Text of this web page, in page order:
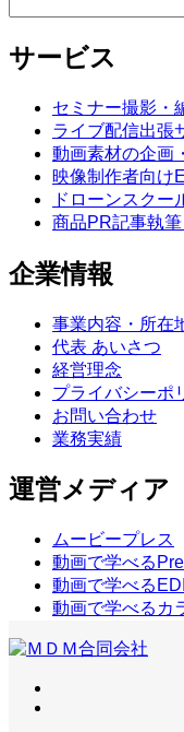
サービス
セミナー撮影・
ライブ配信出張
動画素材の企画
映像制作者向け
ドローンスクー
商品PR記事執
企業情報
事業内容・所在
代表 あいさつ
経営理念
プライバシーポ
お問い合わせ
業務実績
運営メディア
ムービープレス
動画で学べる
動画で学べる
動画で学べるカ